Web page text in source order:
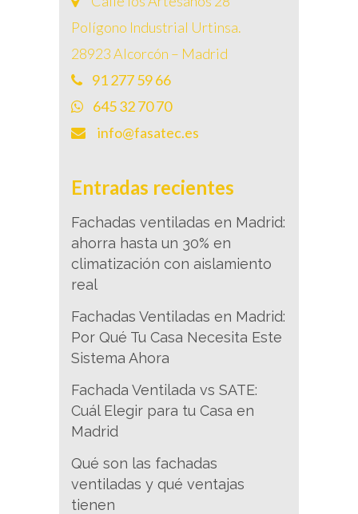
Polígono Industrial Urtinsa.
28923 Alcorcón – Madrid
91 277 59 66
645 32 70 70
info@fasatec.es
Entradas recientes
Fachadas ventiladas en Madrid:
ahorra hasta un 30% en
climatización con aislamiento
real
Fachadas Ventiladas en Madrid:
Por Qué Tu Casa Necesita Este
Sistema Ahora
Fachada Ventilada vs SATE:
Cuál Elegir para tu Casa en
Madrid
Qué son las fachadas
ventiladas y qué ventajas
tienen